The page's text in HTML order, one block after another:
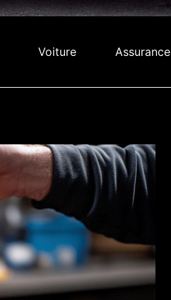
Voiture Assurance